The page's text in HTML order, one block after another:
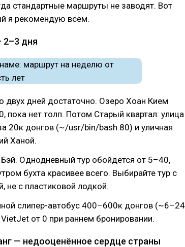
стандартные маршруты не заводят. Вот
я рекомендую всем.
2–3 дня
двух дней достаточно. Озеро Хоан Кием
пока нет толп. Потом Старый квартал: улица
20к донгов (~/usr/bin/bash.80) и уличная
Ханой.
Однодневный тур обойдётся от 5–40,
бухта красивее всего. Выбирайте тур с
не с пластиковой лодкой.
слипер-автобус 400–600к донгов
от 0 при раннем бронировании.
— недооценённое сердце страны